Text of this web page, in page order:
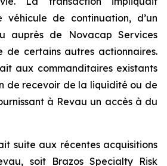
véhicule de continuation, d’un
auprès de Novacap Services
de certains autres actionnaires.
aux commanditaires existants
de recevoir de la liquidité ou de
à Revau un accès à du
suite aux récentes acquisitions
soit Brazos Specialty Risk